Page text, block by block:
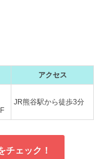
アクセス
JR熊谷駅から徒歩3分
チェック！